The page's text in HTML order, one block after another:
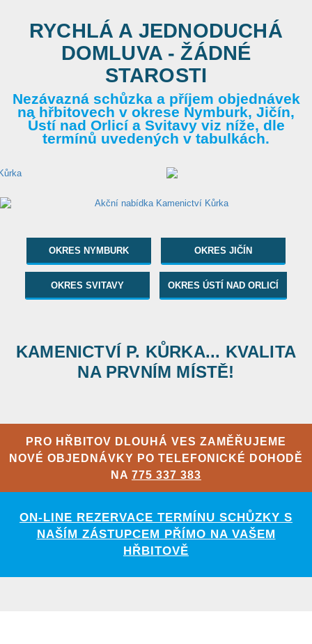
RYCHLÁ A JEDNODUCHÁ
DOMLUVA - ŽÁDNÉ
STAROSTI
Nezávazná schůzka a příjem objednávek
na hřbitovech v okrese Nymburk, Jičín,
Ústí nad Orlicí a Svitavy viz níže, dle
termínů uvedených v tabulkách.
OKRES NYMBURK OKRES JIČÍN
OKRES SVITAVY OKRES ÚSTÍ NAD ORLICÍ
KAMENICTVÍ P. KŮRKA... KVALITA
NA PRVNÍM MÍSTĚ!
PRO HŘBITOV DLOUHÁ VES ZAMĚŘUJEME
NOVÉ OBJEDNÁVKY PO TELEFONICKÉ DOHODĚ
NA 775 337 383
ON-LINE REZERVACE TERMÍNU SCHŮZKY S
NAŠÍM ZÁSTUPCEM PŘÍMO NA VAŠEM
HŘBITOVĚ